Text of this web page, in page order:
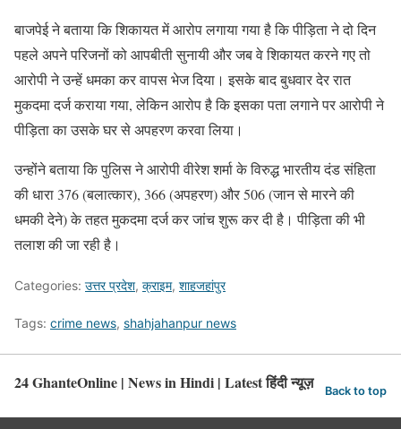
बाजपेई ने बताया कि शिकायत में आरोप लगाया गया है कि पीड़िता ने दो दिन
पहले अपने परिजनों को आपबीती सुनायी और जब वे शिकायत करने गए तो
आरोपी ने उन्हें धमका कर वापस भेज दिया। इसके बाद बुधवार देर रात
मुकदमा दर्ज कराया गया, लेकिन आरोप है कि इसका पता लगाने पर आरोपी ने
पीड़िता का उसके घर से अपहरण करवा लिया।
उन्होंने बताया कि पुलिस ने आरोपी वीरेश शर्मा के विरुद्ध भारतीय दंड संहिता
की धारा 376 (बलात्कार), 366 (अपहरण) और 506 (जान से मारने की
धमकी देने) के तहत मुकदमा दर्ज कर जांच शुरू कर दी है। पीड़िता की भी
तलाश की जा रही है।
Categories: उत्तर प्रदेश, क्राइम, शाहजहांपुर
Tags: crime news, shahjahanpur news
24 GhanteOnline | News in Hindi | Latest हिंदी न्यूज़ Back to top